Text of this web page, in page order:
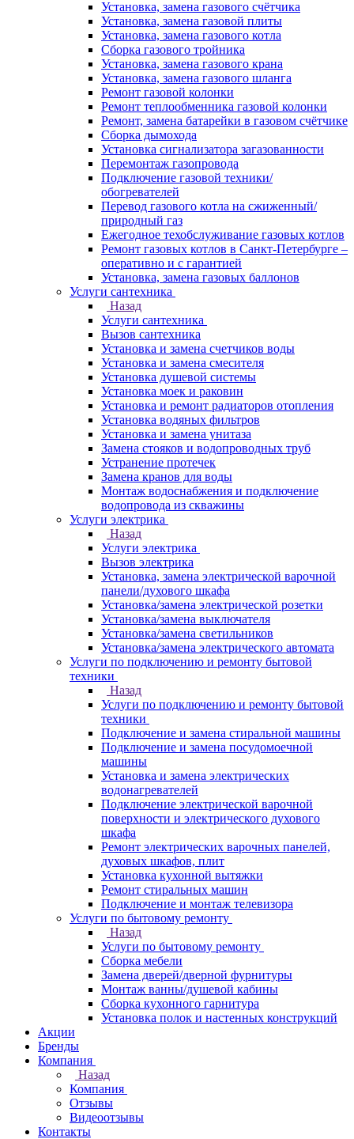
Установка, замена газового счётчика
Установка, замена газовой плиты
Установка, замена газового котла
Сборка газового тройника
Установка, замена газового крана
Установка, замена газового шланга
Ремонт газовой колонки
Ремонт теплообменника газовой колонки
Ремонт, замена батарейки в газовом счётчике
Сборка дымохода
Установка сигнализатора загазованности
Перемонтаж газопровода
Подключение газовой техники/
обогревателей
Перевод газового котла на сжиженный/
природный газ
Ежегодное техобслуживание газовых котлов
Ремонт газовых котлов в Санкт-Петербурге –
оперативно и с гарантией
Установка, замена газовых баллонов
Услуги сантехника
Назад
Услуги сантехника
Вызов сантехника
Установка и замена счетчиков воды
Установка и замена смесителя
Установка душевой системы
Установка моек и раковин
Установка и ремонт радиаторов отопления
Установка водяных фильтров
Установка и замена унитаза
Замена стояков и водопроводных труб
Устранение протечек
Замена кранов для воды
Монтаж водоснабжения и подключение
водопровода из скважины
Услуги электрика
Назад
Услуги электрика
Вызов электрика
Установка, замена электрической варочной
панели/духового шкафа
Установка/замена электрической розетки
Установка/замена выключателя
Установка/замена светильников
Установка/замена электрического автомата
Услуги по подключению и ремонту бытовой
техники
Назад
Услуги по подключению и ремонту бытовой
техники
Подключение и замена стиральной машины
Подключение и замена посудомоечной
машины
Установка и замена электрических
водонагревателей
Подключение электрической варочной
поверхности и электрического духового
шкафа
Ремонт электрических варочных панелей,
духовых шкафов, плит
Установка кухонной вытяжки
Ремонт стиральных машин
Подключение и монтаж телевизора
Услуги по бытовому ремонту
Назад
Услуги по бытовому ремонту
Сборка мебели
Замена дверей/дверной фурнитуры
Монтаж ванны/душевой кабины
Сборка кухонного гарнитура
Установка полок и настенных конструкций
Акции
Бренды
Компания
Назад
Компания
Отзывы
Видеоотзывы
Контакты